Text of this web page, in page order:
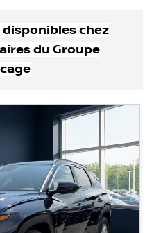
disponibleschez
du Groupe